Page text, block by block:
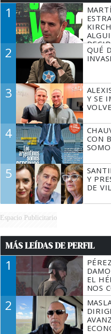
1
2
QUÉ
3
Y SE
4
CON
5
Y
DE
Espacio Publicitario
MÁS LEÍDAS DE PERFIL
1
EL
NOS
2